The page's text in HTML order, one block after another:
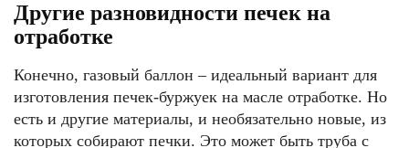
Другие разновидности печек на
отработке
Конечно, газовый баллон – идеальный вариант для
изготовления печек-буржуек на масле отработке. Но
есть и другие материалы, и необязательно новые, из
которых собирают печки. Это может быть труба с